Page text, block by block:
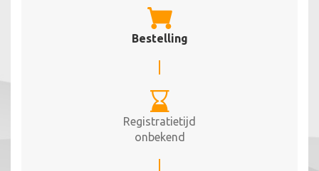
Bestelling
Registratietijd
onbekend